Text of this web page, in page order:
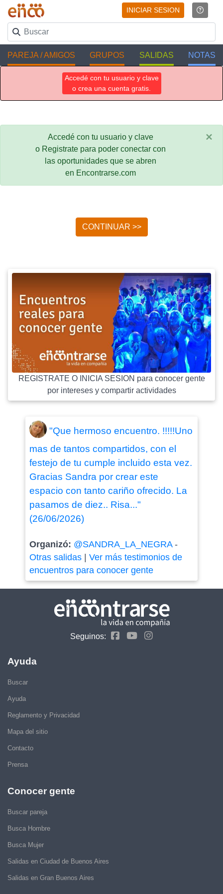
INICIAR SESION
PAREJA / AMIGOS GRUPOS SALIDAS NOTAS
Accedé con tu usuario y clave
o crea una cuenta gratis.
Accedé con tu usuario y clave
o Registrate para poder conectar con
las oportunidades que se abren
en Encontrarse.com
×
CONTINUAR >>
REGISTRATE O INICIA SESION para conocer gente
por intereses y compartir actividades
"Que hermoso encuentro. !!!!!Uno
mas de tantos compartidos, con el
festejo de tu cumple incluido esta vez.
Gracias Sandra por crear este
espacio con tanto cariño ofrecido. La
pasamos de diez.. Risa..."
(26/06/2026)
Organizó: @SANDRA_LA_NEGRA-
Otras salidas| Ver más testimonios de
encuentros para conocer gente
Seguinos:
Ayuda
Buscar
Ayuda
Reglamento y Privacidad
Mapa del sitio
Contacto
Prensa
Conocer gente
Buscar pareja
Busca Hombre
Busca Mujer
Salidas en Ciudad de Buenos Aires
Salidas en Gran Buenos Aires